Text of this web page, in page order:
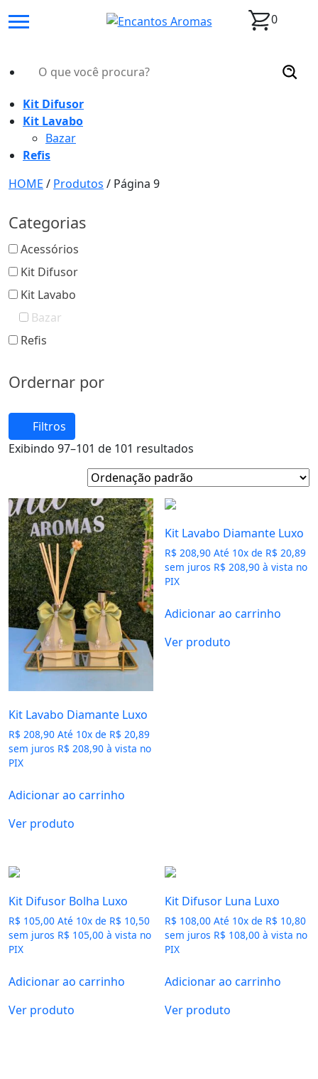
0
Kit Difusor
Kit Lavabo
Bazar
Refis
HOME / Produtos / Página 9
Categorias
Acessórios
Kit Difusor
Kit Lavabo
Bazar
Refis
Ordernar por
Filtros
Exibindo 97–101 de 101 resultados
Kit Lavabo Diamante Luxo
R$ 208,90 Até 10x de R$ 20,89
sem juros R$ 208,90 à vista no
PIX
Adicionar ao carrinho
Ver produto
Kit Lavabo Diamante Luxo
R$ 208,90 Até 10x de R$ 20,89
sem juros R$ 208,90 à vista no
PIX
Adicionar ao carrinho
Ver produto
Kit Difusor Bolha Luxo
R$ 105,00 Até 10x de R$ 10,50
sem juros R$ 105,00 à vista no
PIX
Adicionar ao carrinho
Ver produto
Kit Difusor Luna Luxo
R$ 108,00 Até 10x de R$ 10,80
sem juros R$ 108,00 à vista no
PIX
Adicionar ao carrinho
Ver produto